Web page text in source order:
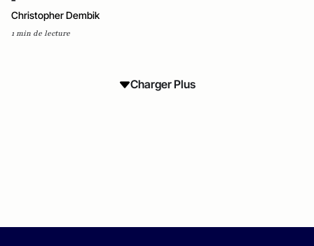
Christopher Dembik
1 min de lecture
Charger Plus